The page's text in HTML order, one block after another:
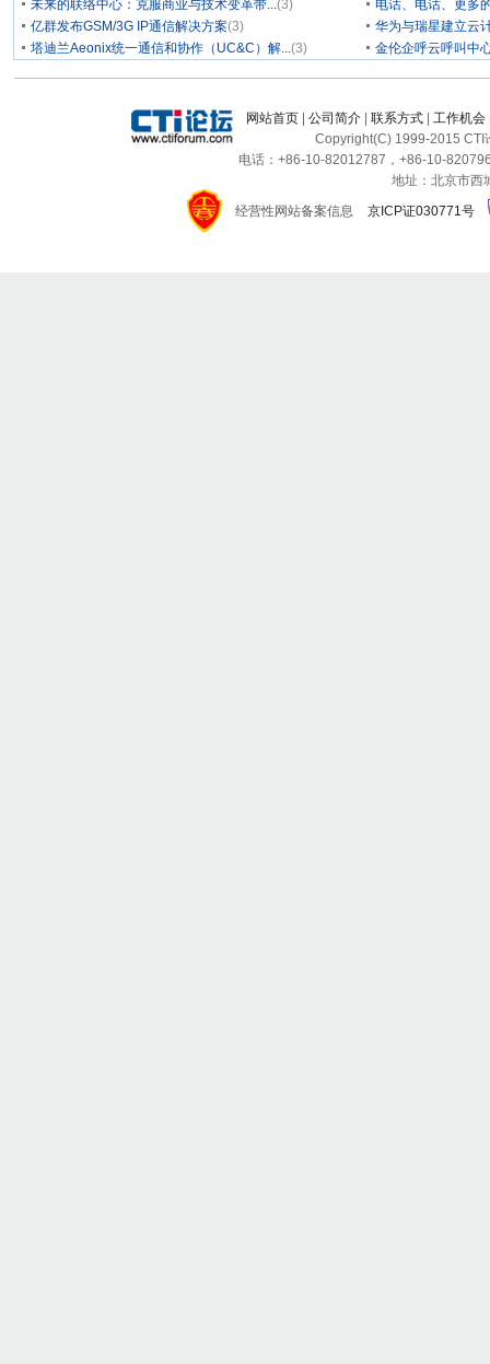
未来的联络中心：克服商业与技术变革带...(3)
电话、电话、更多
亿群发布GSM/3G IP通信解决方案(3)
华为与瑞星建立云
塔迪兰Aeonix统一通信和协作（UC&C）解...(3) 金伦企呼云呼叫中
网站首页 公司简介 联系方式 工作机会
Copyright(C) 1999-2015 CTI
电话：+86-10-82012787，+86-10-
地址：北京市西
经营性网站备案信息
京ICP证030771号